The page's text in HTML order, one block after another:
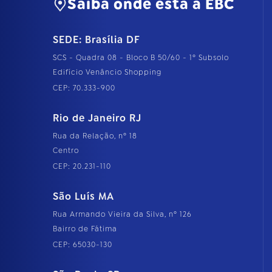
Saiba onde está a EBC
SEDE: Brasília DF
SCS - Quadra 08 - Bloco B 50/60 - 1º Subsolo
Edifício Venâncio Shopping
CEP: 70.333-900
Rio de Janeiro RJ
Rua da Relação, nº 18
Centro
CEP: 20.231-110
São Luís MA
Rua Armando Vieira da Silva, nº 126
Bairro de Fátima
CEP: 65030-130